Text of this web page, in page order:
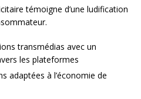
témoigne d’une ludification
transmédias avec un
les plateformes
adaptées à l’économie de